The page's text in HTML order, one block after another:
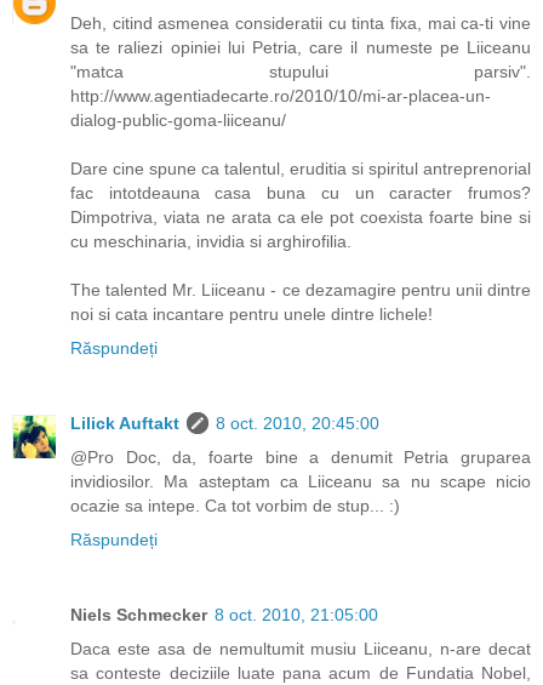
Deh, citind asmenea consideratii cu tinta fixa, mai ca-ti vine
sa te raliezi opiniei lui Petria, care il numeste pe Liiceanu
"matca stupului parsiv".
http://www.agentiadecarte.ro/2010/10/mi-ar-placea-un-
dialog-public-goma-liiceanu/
Dare cine spune ca talentul, eruditia si spiritul antreprenorial
fac intotdeauna casa buna cu un caracter frumos?
Dimpotriva, viata ne arata ca ele pot coexista foarte bine si
cu meschinaria, invidia si arghirofilia.
The talented Mr. Liiceanu - ce dezamagire pentru unii dintre
noi si cata incantare pentru unele dintre lichele!
Răspundeți
Lilick Auftakt
8 oct. 2010, 20:45:00
@Pro Doc, da, foarte bine a denumit Petria gruparea
invidiosilor. Ma asteptam ca Liiceanu sa nu scape nicio
ocazie sa intepe. Ca tot vorbim de stup... :)
Răspundeți
Niels Schmecker 8 oct. 2010, 21:05:00
Daca este asa de nemultumit musiu Liiceanu, n-are decat
sa conteste deciziile luate pana acum de Fundatia Nobel,